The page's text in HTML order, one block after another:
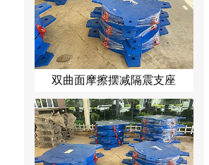
双曲面摩擦摆减隔震支座